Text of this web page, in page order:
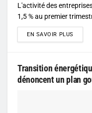
L'activité des
1,5 % au premier
EN SAVOIR PLUS
Transition
dénoncent un plan